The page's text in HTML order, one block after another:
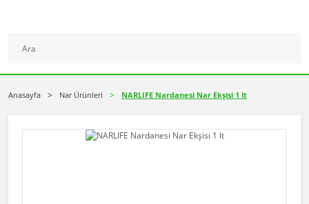
Anasayfa Nar Ürünleri NARLIFE Nardanesi Nar Ekşisi 1 lt